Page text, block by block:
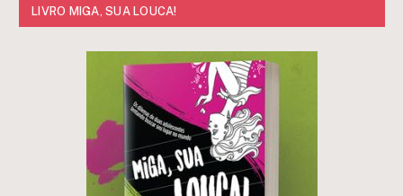
LIVRO MIGA, SUA LOUCA!